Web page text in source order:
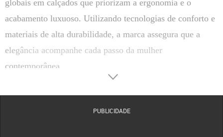
globais em calçados que priorizam a ergonomia e o
acabamento luxuoso. Utilizando tecnologias de conforto e
materiais de alta durabilidade, a marca assegura que a
elegância acompanhe cada passo da mulher
contemporânea.
O QUE CONSIDERAR AO ESCOLHER VIZZANO
PUBLICIDADE